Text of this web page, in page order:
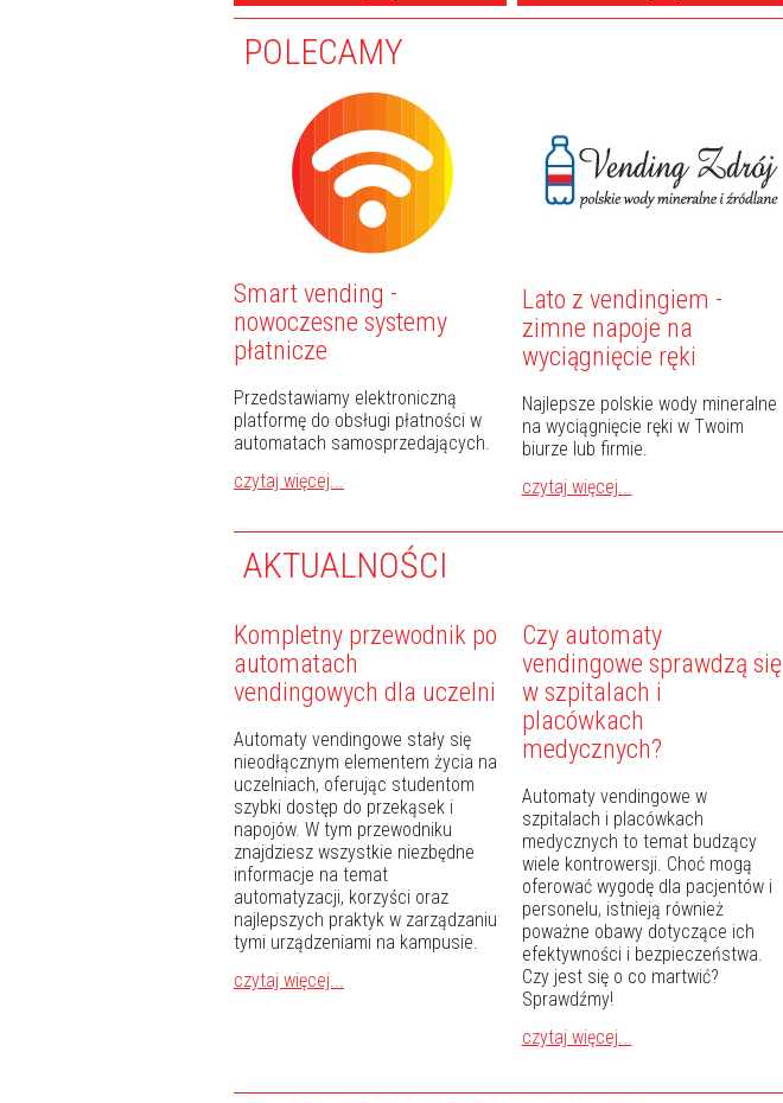
POLECAMY
Smart vending -
nowoczesne systemy
płatnicze
Przedstawiamy elektroniczną
platformę do obsługi płatności w
automatach samosprzedających.
czytaj więcej...
Lato z vendingiem -
zimne napoje na
wyciągnięcie ręki
Najlepsze polskie wody mineralne
na wyciągnięcie ręki w Twoim
biurze lub firmie.
czytaj więcej...
AKTUALNOŚCI
Kompletny przewodnik po
automatach
vendingowych dla uczelni
Automaty vendingowe stały się
nieodłącznym elementem życia na
uczelniach, oferując studentom
szybki dostęp do przekąsek i
napojów. W tym przewodniku
znajdziesz wszystkie niezbędne
informacje na temat
automatyzacji, korzyści oraz
najlepszych praktyk w zarządzaniu
tymi urządzeniami na kampusie.
czytaj więcej...
Czy automaty
vendingowe sprawdzą się
w szpitalach i
placówkach
medycznych?
Automaty vendingowe w
szpitalach i placówkach
medycznych to temat budzący
wiele kontrowersji. Choć mogą
oferować wygodę dla pacjentów i
personelu, istnieją również
poważne obawy dotyczące ich
efektywności i bezpieczeństwa.
Czy jest się o co martwić?
Sprawdźmy!
czytaj więcej...